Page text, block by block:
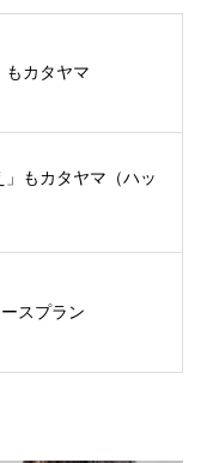
もカタヤマ
」もカタヤマ（ハッ
スプラン